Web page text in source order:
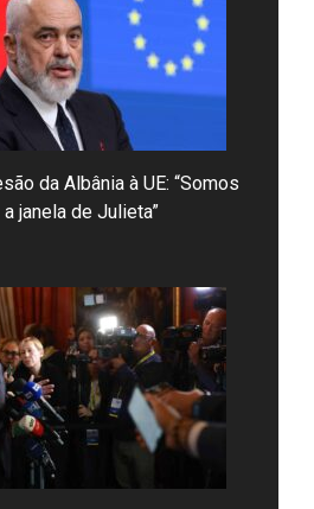
da Albânia à UE: “Somos
janela de Julieta”